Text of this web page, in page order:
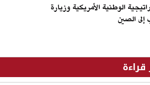
الوطنية الأمريكية وزيارة
إلى الصين
قراءة